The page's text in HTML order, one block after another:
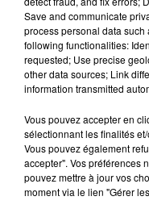
TITRES
8h27
8h27
Save and communicate
process personal data
following functionalities:
requested; Use precise
other data sources; Link
information transmitted
Vous pouvez accepter en
sélectionnant les finalités
Vous pouvez également
accepter". Vos préférences
pouvez mettre à jour vos
moment via le lien "Gérer